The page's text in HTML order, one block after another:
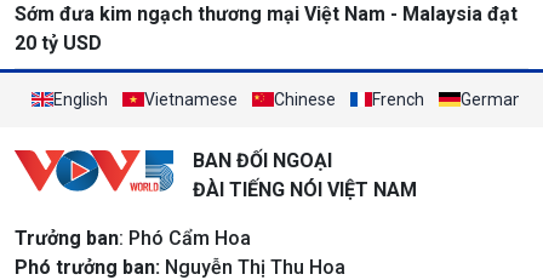
Sớm đưa kim ngạch thương mại Việt Nam - Malaysia đạt
20 tỷ USD
English Vietnamese Chinese French German
BAN ĐỐI NGOẠI
ĐÀI TIẾNG NÓI VIỆT NAM
Trưởng ban: Phó Cẩm Hoa
Phó trưởng ban: Nguyễn Thị Thu Hoa